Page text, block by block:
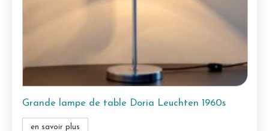
Grande lampe de table Doria Leuchten 1960s
en savoir plus